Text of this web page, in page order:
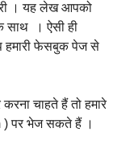
। यह लेख आपको
साथ । ऐसी ही
हमारी फेसबुक पेज से
चाहते हैं तो हमारे
) पर भेज सकते हैं ।